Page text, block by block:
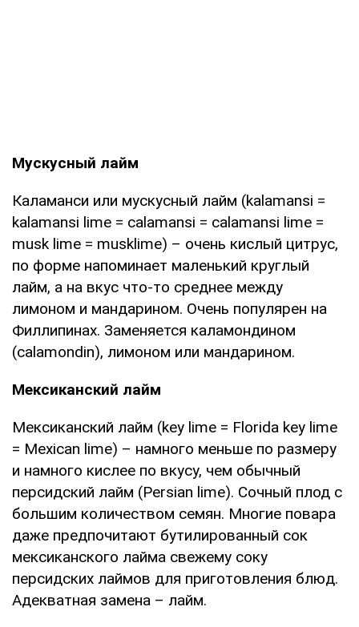
Мускусный лайм
Каламанси или мускусный лайм (kalamansi =
kalamansi lime = calamansi = calamansi lime =
musk lime = musklime) – очень кислый цитрус,
по форме напоминает маленький круглый
лайм, а на вкус что-то среднее между
лимоном и мандарином. Очень популярен на
Филлипинах. Заменяется каламондином
(calamondin), лимоном или мандарином.
Мексиканский лайм
Мексиканский лайм (key lime = Florida key lime
= Mexican lime) – намного меньше по размеру
и намного кислее по вкусу, чем обычный
персидский лайм (Persian lime). Сочный плод с
большим количеством семян. Многие повара
даже предпочитают бутилированный сок
мексиканского лайма свежему соку
персидских лаймов для приготовления блюд.
Адекватная замена – лайм.